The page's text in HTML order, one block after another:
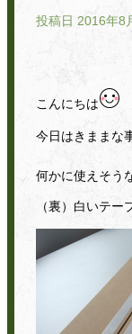
投稿日 2016年8
こんにちは
今日はきままな
何かに使えそう
（裏）白いテー